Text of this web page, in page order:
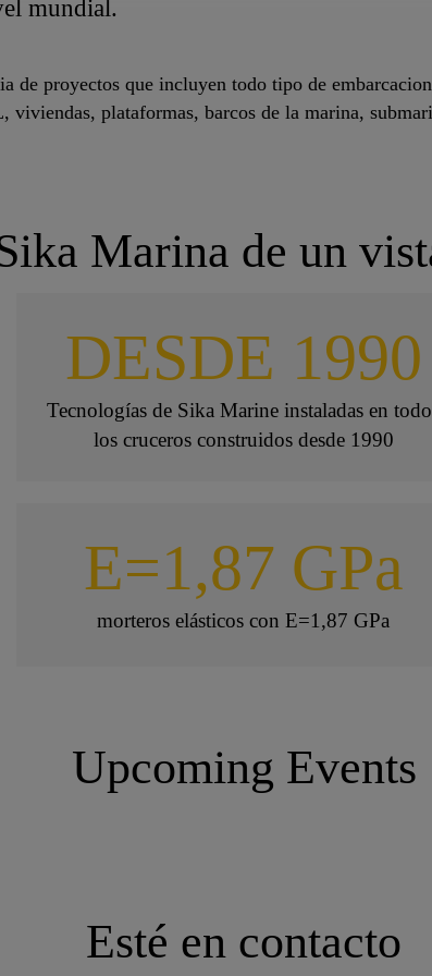
mundial.
de proyectos que incluyen todo tipo de
viviendas, plataformas, barcos de la marina,
Marina de un
DESDE 1990
Tecnologías de Sika Marine instaladas en
los cruceros construidos desde 1990
E=1,87 GPa
morteros elásticos con E=1,87 GPa
Upcoming Events
Esté en contacto